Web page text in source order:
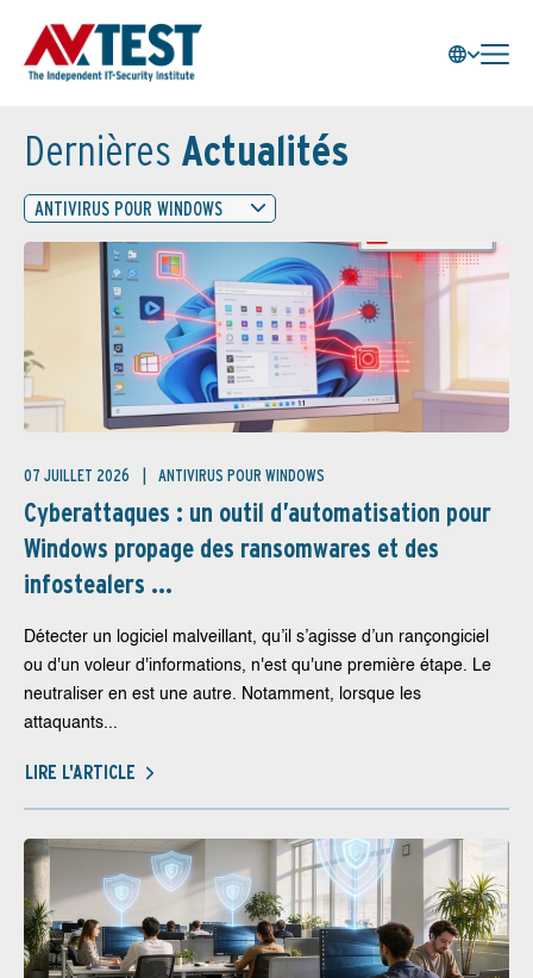
Dernières Actualités
ANTIVIRUS POUR WINDOWS
07 JUILLET 2026 ANTIVIRUS POUR WINDOWS
Cyberattaques : un outil d’automatisation pour
Windows propage des ransomwares et des
infostealers ...
Détecter un logiciel malveillant, qu’il s’agisse d’un rançongiciel
ou d'un voleur d'informations, n'est qu'une première étape. Le
neutraliser en est une autre. Notamment, lorsque les
attaquants...
LIRE L'ARTICLE